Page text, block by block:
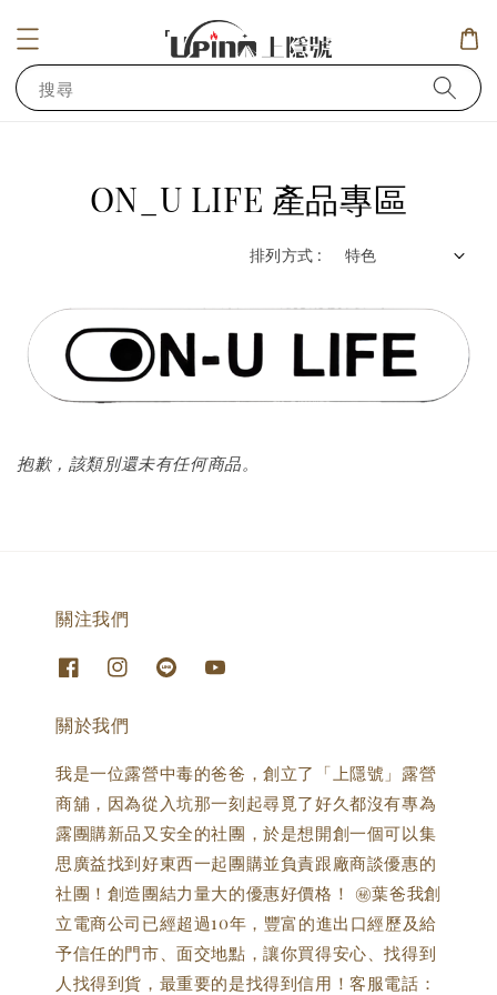
搜尋
ON_U LIFE 產品專區
排列方式 :
抱歉，該類別還未有任何商品。
關注我們
關於我們
我是一位露營中毒的爸爸，創立了「上隱號」露營
商舖，因為從入坑那一刻起尋覓了好久都沒有專為
露團購新品又安全的社團，於是想開創一個可以集
思廣益找到好東西一起團購並負責跟廠商談優惠的
社團！創造團結力量大的優惠好價格！ ㊙️葉爸我創
立電商公司已經超過10年，豐富的進出口經歷及給
予信任的門市、面交地點，讓你買得安心、找得到
人找得到貨，最重要的是找得到信用！客服電話：